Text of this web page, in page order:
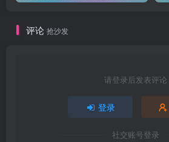
评论 抢沙发
请登录后发表评论
登录
社交账号登录